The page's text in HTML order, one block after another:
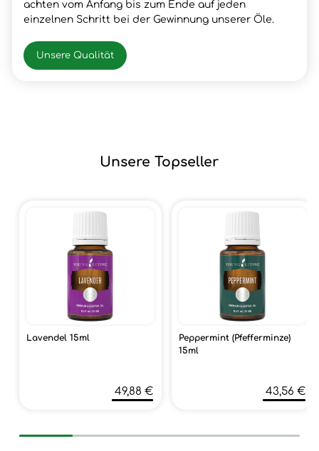
achten vom Anfang bis zum Ende auf jeden
einzelnen Schritt bei der Gewinnung unserer Öle.
Unsere Qualität
Unsere Topseller
Lavendel 15ml
49,88 €
Peppermint (Pfefferminze)
15ml
43,56 €